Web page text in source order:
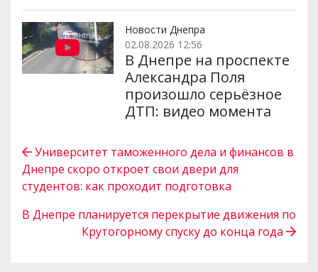
Новости Днепра
02.08.2026 12:56
В Днепре на проспекте
Александра Поля
произошло серьёзное
ДТП: видео момента
Университет таможенного дела и финансов в
Днепре скоро откроет свои двери для
студентов: как проходит подготовка
В Днепре планируется перекрытие движения по
Крутогорному спуску до конца года